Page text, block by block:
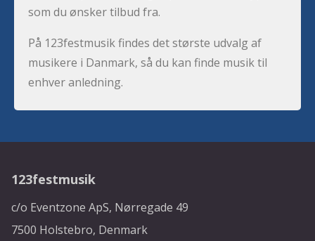
som du ønsker tilbud fra.
På 123festmusik findes det største udvalg af
musikere i Danmark, så du kan finde musik til
enhver anledning.
123festmusik
c/o Eventzone ApS, Nørregade 49
7500 Holstebro, Denmark